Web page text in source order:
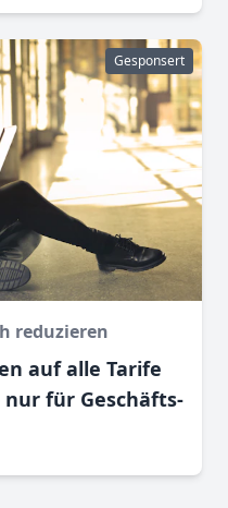
Gesponsert
reduzieren
auf alle Tarife
nur für Geschäfts­